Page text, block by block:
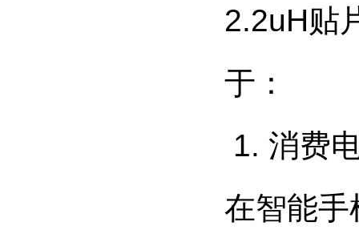
2.2uH贴
于：
1. 消费
在智能手